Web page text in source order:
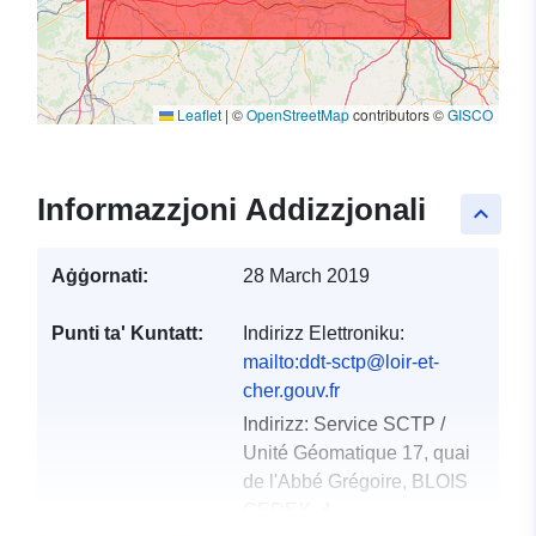
Leaflet | ©OpenStreetMapcontributors ©GISCO
keyboard_arrow_up
Informazzjoni Addizzjonali
Aġġornati: 28 March 2019
Punti ta' Kuntatt:
Indirizz Elettroniku:
mailto:ddt-sctp@loir-et-
cher.gouv.fr
Indirizz: Service SCTP /
Unité Géomatique 17, quai
de l'Abbé Grégoire, BLOIS